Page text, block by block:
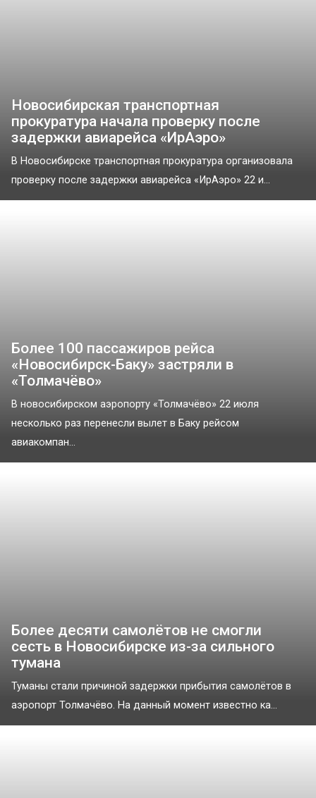
Новосибирская транспортная
прокуратура начала проверку после
задержки авиарейса «ИрАэро»
В Новосибирске транспортная прокуратура организовала
проверку после задержки авиарейса «ИрАэро» 22 и...
Более 100 пассажиров рейса
«Новосибирск-Баку» застряли в
«Толмачёво»
В новосибирском аэропорту «Толмачёво» 22 июля
несколько раз перенесли вылет в Баку рейсом
авиакомпан...
Более десяти самолётов не смогли
сесть в Новосибирске из-за сильного
тумана
Туманы стали причиной задержки прибытия самолётов в
аэропорт Толмачёво. На данный момент известно ка...